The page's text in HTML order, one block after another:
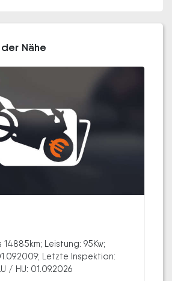
Nähe
Leistung: 95Kw;
Letzte Inspektion:
/ HU: 01.09.2026